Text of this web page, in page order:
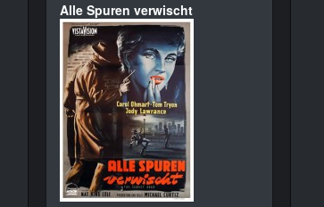
Alle Spuren verwischt